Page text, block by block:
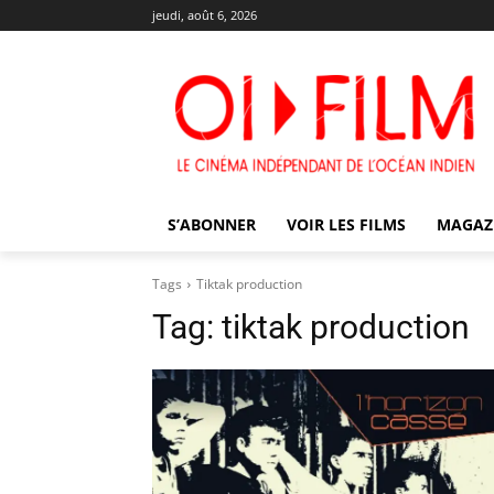
jeudi, août 6, 2026
S’ABONNER VOIR LES FILMS
Tags Tiktak production
Tag: tiktak production